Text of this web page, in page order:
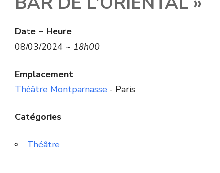
Date ~ Heure
08/03/2024 ~ 18h00
Emplacement
Théâtre Montparnasse - Paris
Catégories
Théâtre